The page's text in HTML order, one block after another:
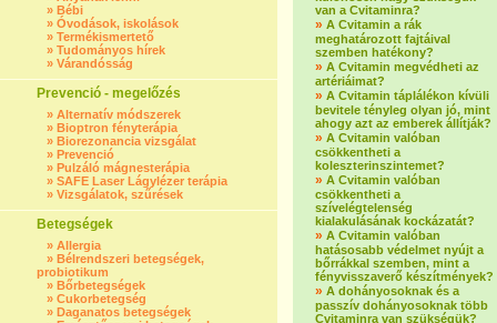
» Bébi
» Óvodások, iskolások
» Termékismertető
» Tudományos hírek
» Várandósság
Prevenció - megelőzés
» Alternatív módszerek
» Bioptron fényterápia
» Biorezonancia vizsgálat
» Prevenció
» Pulzáló mágnesterápia
» SAFE Laser Lágylézer terápia
» Vizsgálatok, szűrések
Betegségek
» Allergia
» Bélrendszeri betegségek,
probiotikum
» Bőrbetegségek
» Cukorbetegség
» Daganatos betegségek
van a Cvitaminra?
» A Cvitamin a rák
meghatározott fajtáival
szemben hatékony?
» A Cvitamin megvédheti az
artériáimat?
» A Cvitamin táplálékon kívüli
bevitele tényleg olyan jó, mint
ahogy azt az emberek állítják?
» A Cvitamin valóban
csökkentheti a
koleszterinszintemet?
» A Cvitamin valóban
csökkentheti a
szívelégtelenség
kialakulásának kockázatát?
» A Cvitamin valóban
hatásosabb védelmet nyújt a
bőrrákkal szemben, mint a
fényvisszaverő készítmények?
» A dohányosoknak és a
passzív dohányosoknak több
Cvitaminra van szükségük?